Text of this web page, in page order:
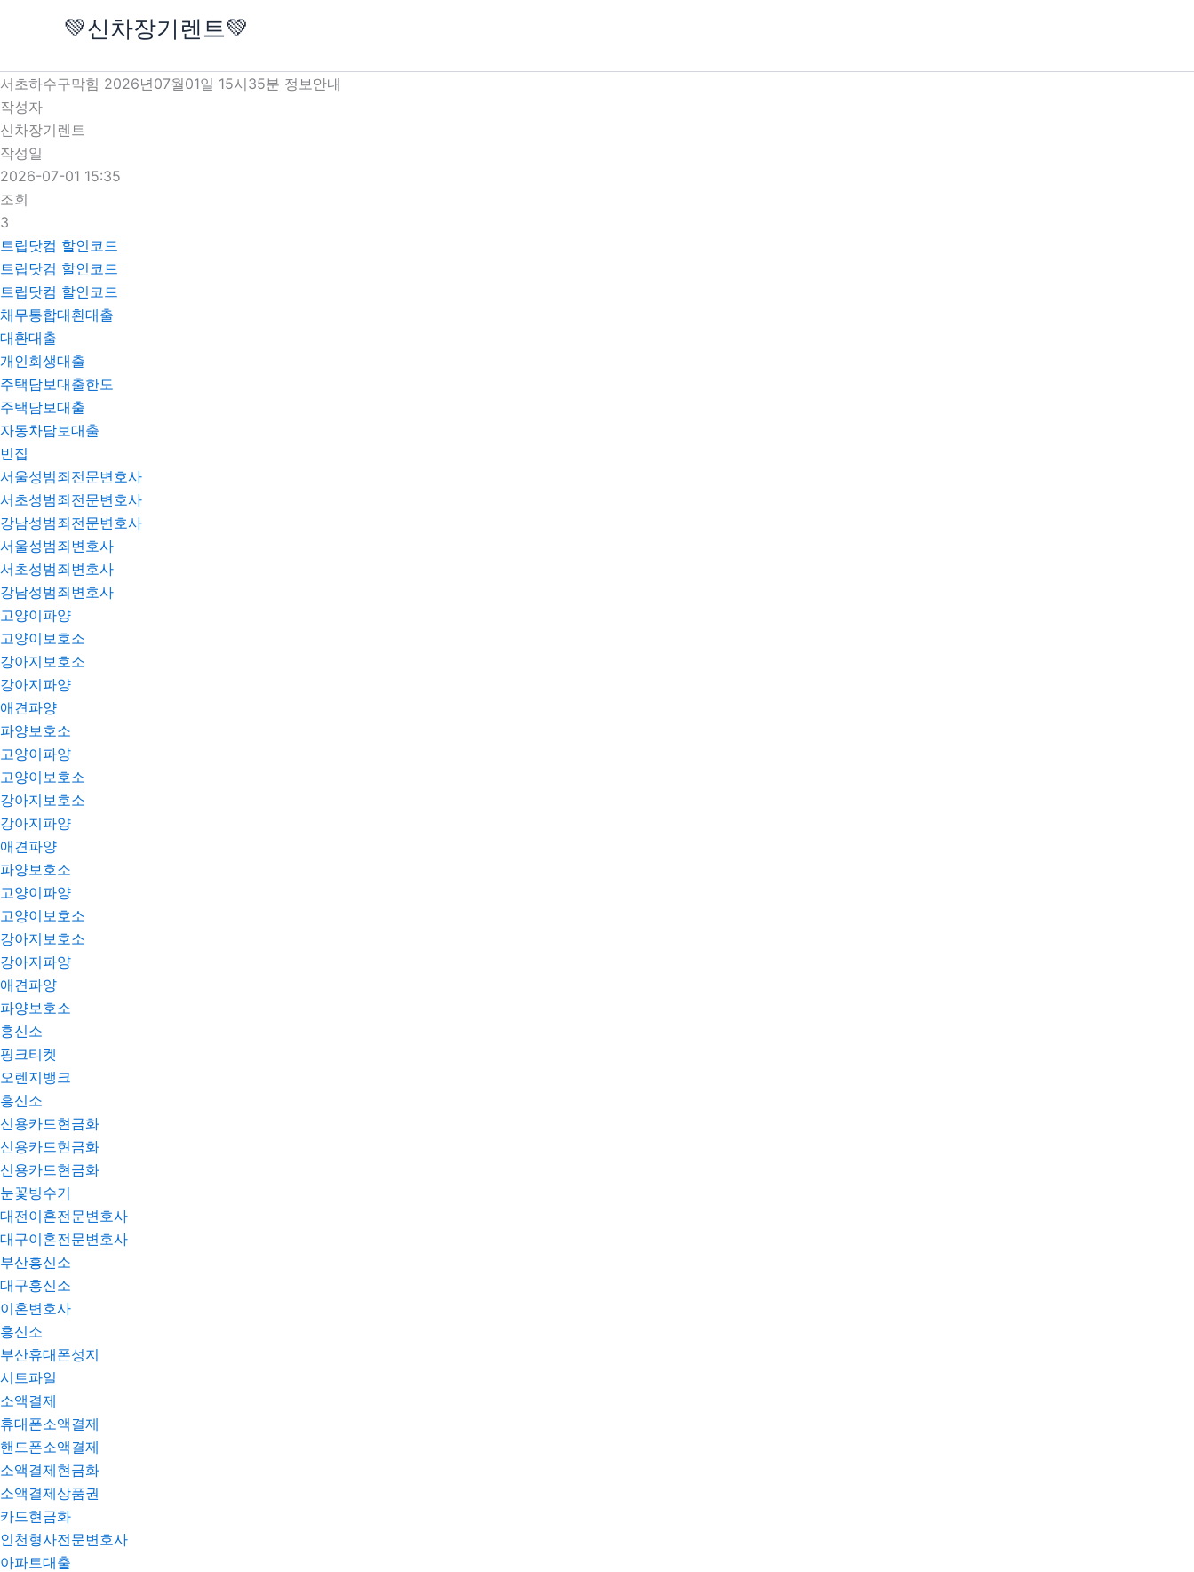
로
건
너
뛰
기
💚신차장기렌트💚
서초하수구막힘 2026년07월01일 15시35분 정보안내
작성자
신차장기렌트
작성일
2026-07-01 15:35
조회
3
트립닷컴 할인코드
트립닷컴 할인코드
트립닷컴 할인코드
채무통합대환대출
대환대출
개인회생대출
주택담보대출한도
주택담보대출
자동차담보대출
빈집
서울성범죄전문변호사
서초성범죄전문변호사
강남성범죄전문변호사
서울성범죄변호사
서초성범죄변호사
강남성범죄변호사
고양이파양
고양이보호소
강아지보호소
강아지파양
애견파양
파양보호소
고양이파양
고양이보호소
강아지보호소
강아지파양
애견파양
파양보호소
고양이파양
고양이보호소
강아지보호소
강아지파양
애견파양
파양보호소
흥신소
핑크티켓
오렌지뱅크
흥신소
신용카드현금화
신용카드현금화
신용카드현금화
눈꽃빙수기
대전이혼전문변호사
대구이혼전문변호사
부산흥신소
대구흥신소
이혼변호사
흥신소
부산휴대폰성지
시트파일
소액결제
휴대폰소액결제
핸드폰소액결제
소액결제현금화
소액결제상품권
카드현금화
인천형사전문변호사
아파트대출